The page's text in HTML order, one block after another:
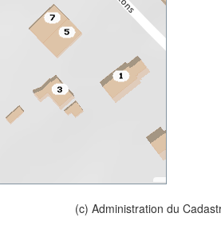
(c) Administration du